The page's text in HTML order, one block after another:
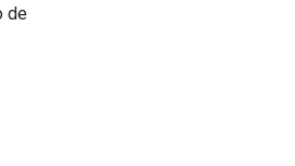
de